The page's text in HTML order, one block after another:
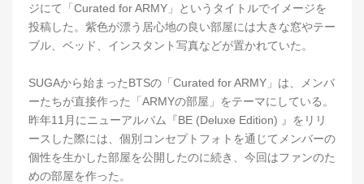
ジにて「Curated for ARMY」というタイトルでイメージを
投稿した。紫色が漂う居心地の良い部屋には大きな窓やテー
ブル、ベッド、インスタント写真などが置かれていた。
SUGAから始まったBTSの「Curated for ARMY」は、メンバ
ーたちが直接作った「ARMYの部屋」をテーマにしている。
昨年11月にニューアルバム『BE (Deluxe Edition) 』をリリ
ースした際には、個別コンセプトフォトを通じてメンバーの
個性を生かした部屋を公開したのに続き、今回はファンのた
めの部屋を作った。